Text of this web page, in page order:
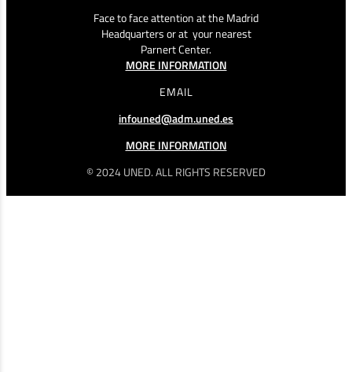
© 2024 UNED. ALL RIGHTS RESERVED
Face to face attention at the Madrid
Headquarters or at your nearest
Parnert Center.
MORE INFORMATION
EMAIL
infouned@adm.uned.es
MORE INFORMATION